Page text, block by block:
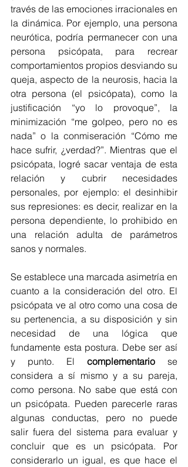
través de las emociones irracionales en
la dinámica. Por ejemplo, una persona
neurótica, podría permanecer con una
persona psicópata, para recrear
comportamientos propios desviando su
queja, aspecto de la neurosis, hacia la
otra persona (el psicópata), como la
justificación “yo lo provoque”, la
minimización “me golpeo, pero no es
nada” o la conmiseración “Cómo me
hace sufrir, ¿verdad?”. Mientras que el
psicópata, logré sacar ventaja de esta
relación y cubrir necesidades
personales, por ejemplo: el desinhibir
sus represiones: es decir, realizar en la
persona dependiente, lo prohibido en
una relación adulta de parámetros
sanos y normales.
Se establece una marcada asimetría en
cuanto a la consideración del otro. El
psicópata ve al otro como una cosa de
su pertenencia, a su disposición y sin
necesidad de una lógica que
fundamente esta postura. Debe ser así
y punto. El complementario se
considera a sí mismo y a su pareja,
como persona. No sabe que está con
un psicópata. Pueden parecerle raras
algunas conductas, pero no puede
salir fuera del sistema para evaluar y
concluir que es un psicópata. Por
considerarlo un igual, es que hace el